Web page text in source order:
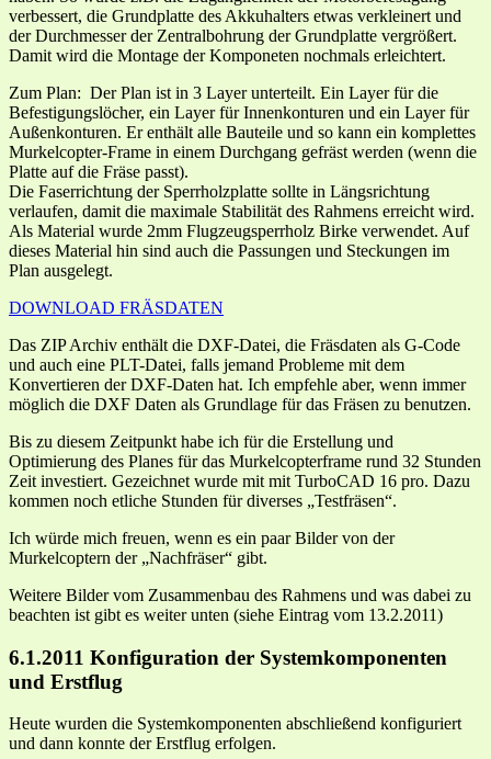
verbessert, die Grundplatte des Akkuhalters etwas verkleinert und
der Durchmesser der Zentralbohrung der Grundplatte vergrößert.
Damit wird die Montage der Komponeten nochmals erleichtert.
Zum Plan: Der Plan ist in 3 Layer unterteilt. Ein Layer für die
Befestigungslöcher, ein Layer für Innenkonturen und ein Layer für
Außenkonturen. Er enthält alle Bauteile und so kann ein komplettes
Murkelcopter-Frame in einem Durchgang gefräst werden (wenn die
Platte auf die Fräse passt).
Die Faserrichtung der Sperrholzplatte sollte in Längsrichtung
verlaufen, damit die maximale Stabilität des Rahmens erreicht wird.
Als Material wurde 2mm Flugzeugsperrholz Birke verwendet. Auf
dieses Material hin sind auch die Passungen und Steckungen im
Plan ausgelegt.
DOWNLOAD FRÄSDATEN
Das ZIP Archiv enthält die DXF-Datei, die Fräsdaten als G-Code
und auch eine PLT-Datei, falls jemand Probleme mit dem
Konvertieren der DXF-Daten hat. Ich empfehle aber, wenn immer
möglich die DXF Daten als Grundlage für das Fräsen zu benutzen.
Bis zu diesem Zeitpunkt habe ich für die Erstellung und
Optimierung des Planes für das Murkelcopterframe rund 32 Stunden
Zeit investiert. Gezeichnet wurde mit mit TurboCAD 16 pro. Dazu
kommen noch etliche Stunden für diverses „Testfräsen“.
Ich würde mich freuen, wenn es ein paar Bilder von der
Murkelcoptern der „Nachfräser“ gibt.
Weitere Bilder vom Zusammenbau des Rahmens und was dabei zu
beachten ist gibt es weiter unten (siehe Eintrag vom 13.2.2011)
6.1.2011 Konfiguration der Systemkomponenten
und Erstflug
Heute wurden die Systemkomponenten abschließend konfiguriert
und dann konnte der Erstflug erfolgen.